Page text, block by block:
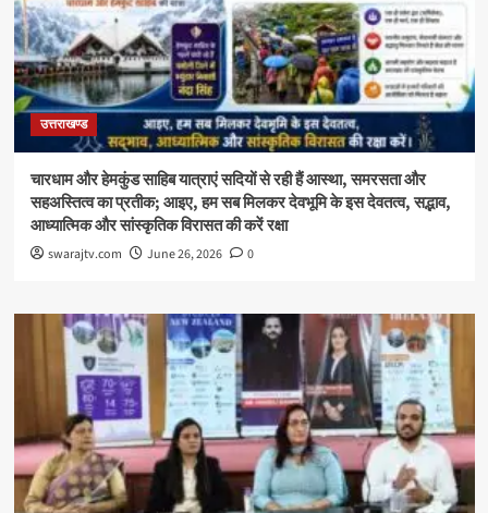
उत्तराखण्ड
चारधाम और हेमकुंड साहिब यात्राएं सदियों से रही हैं आस्था, समरसता और
सहअस्तित्व का प्रतीक; आइए, हम सब मिलकर देवभूमि के इस देवतत्व, सद्भाव,
आध्यात्मिक और सांस्कृतिक विरासत की करें रक्षा
swarajtv.com June 26, 2026 0